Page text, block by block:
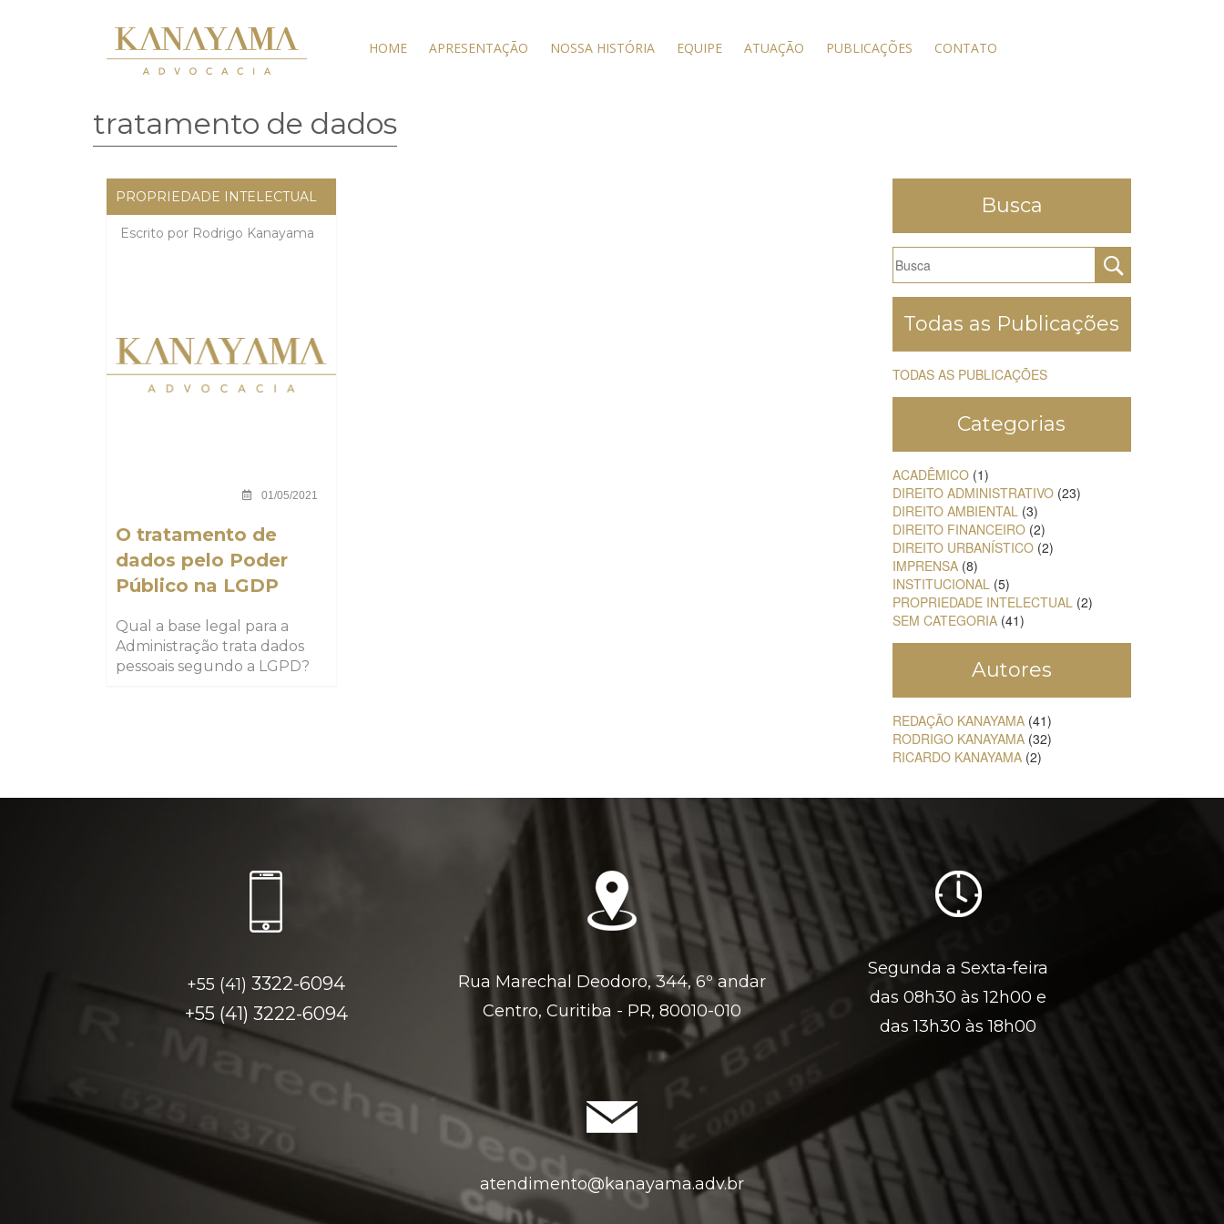
HOME APRESENTAÇÃO NOSSA HISTÓRIA EQUIPE ATUAÇÃO PUBLICAÇÕES CONTATO
tratamento de dados
PROPRIEDADE INTELECTUAL
Escrito por Rodrigo Kanayama
01/05/2021
O tratamento de
dados pelo Poder
Público na LGDP
Qual a base legal para a
Administração trata dados
pessoais segundo a LGPD?
Busca
Todas as Publicações
TODAS AS PUBLICAÇÕES
Categorias
ACADÊMICO(1)
DIREITO ADMINISTRATIVO(23)
DIREITO AMBIENTAL(3)
DIREITO FINANCEIRO(2)
DIREITO URBANÍSTICO(2)
IMPRENSA(8)
INSTITUCIONAL(5)
PROPRIEDADE INTELECTUAL(2)
SEM CATEGORIA(41)
Autores
REDAÇÃO KANAYAMA(41)
RODRIGO KANAYAMA(32)
RICARDO KANAYAMA(2)
+55 (41) 3322-6094
+55 (41) 3222-6094
Rua Marechal Deodoro, 344, 6º andar
Centro, Curitiba - PR, 80010-010
Segunda a Sexta-feira
das 08h30 às 12h00 e
das 13h30 às 18h00
atendimento@kanayama.adv.br